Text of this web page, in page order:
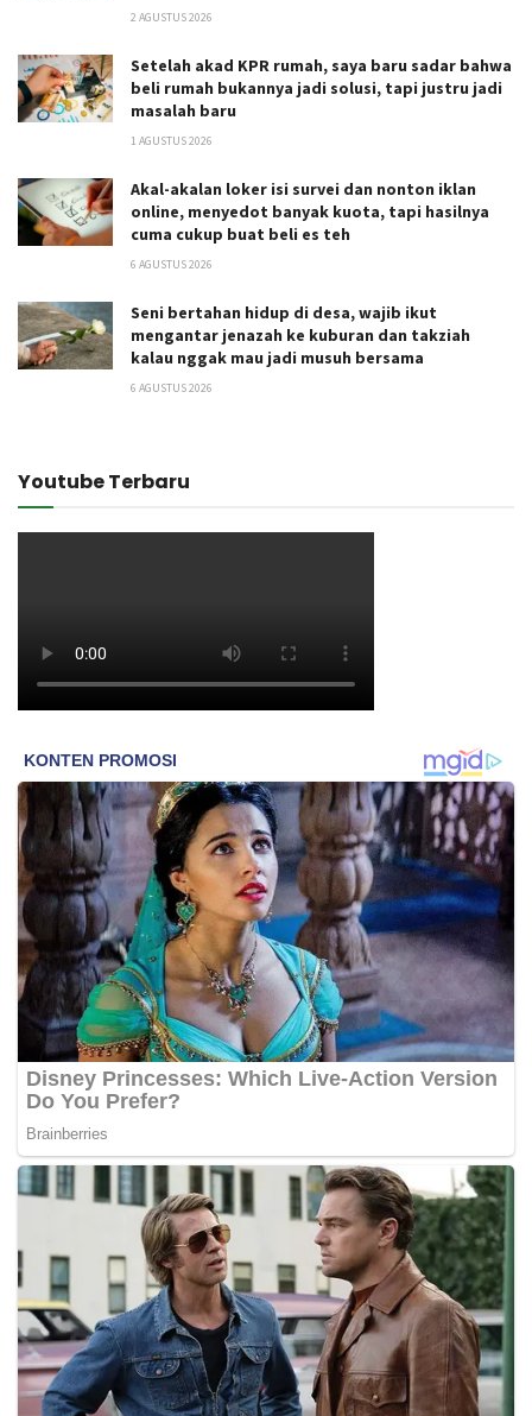
2 AGUSTUS 2026
Setelah akad KPR rumah, saya baru sadar bahwa
beli rumah bukannya jadi solusi, tapi justru jadi
masalah baru
1 AGUSTUS 2026
Akal-akalan loker isi survei dan nonton iklan
online, menyedot banyak kuota, tapi hasilnya
cuma cukup buat beli es teh
6 AGUSTUS 2026
Seni bertahan hidup di desa, wajib ikut
mengantar jenazah ke kuburan dan takziah
kalau nggak mau jadi musuh bersama
6 AGUSTUS 2026
Youtube Terbaru